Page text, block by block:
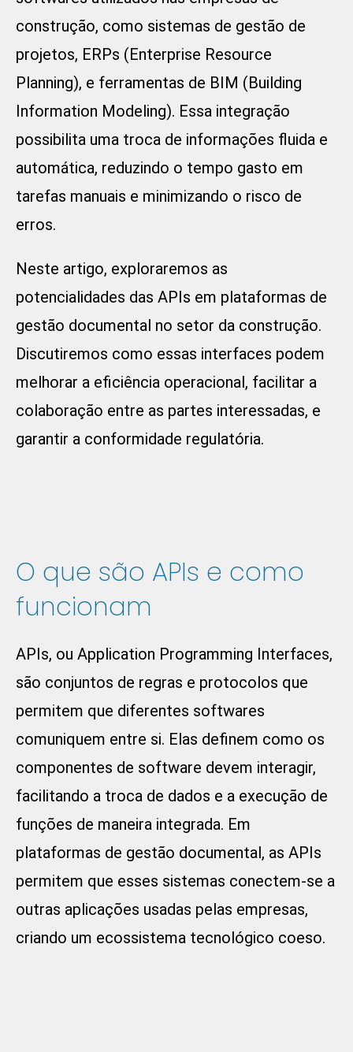
construção, como sistemas de gestão de
projetos, ERPs (Enterprise Resource
Planning), e ferramentas de BIM (Building
Information Modeling). Essa integração
possibilita uma troca de informações fluida e
automática, reduzindo o tempo gasto em
tarefas manuais e minimizando o risco de
erros.
Neste artigo, exploraremos as
potencialidades das APIs em plataformas de
gestão documental no setor da construção.
Discutiremos como essas interfaces podem
melhorar a eficiência operacional, facilitar a
colaboração entre as partes interessadas, e
garantir a conformidade regulatória.
O que são APIs e como
funcionam
APIs, ou Application Programming Interfaces,
são conjuntos de regras e protocolos que
permitem que diferentes softwares
comuniquem entre si. Elas definem como os
componentes de software devem interagir,
facilitando a troca de dados e a execução de
funções de maneira integrada. Em
plataformas de gestão documental, as APIs
permitem que esses sistemas conectem-se a
outras aplicações usadas pelas empresas,
criando um ecossistema tecnológico coeso.